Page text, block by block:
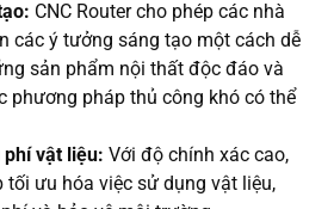
CNC Router cho phép các nhà
các ý tưởng sáng tạo một cách dễ
sản phẩm nội thất độc đáo và
phương pháp thủ công khó có thể
vật liệu: Với độ chính xác cao,
tối ưu hóa việc sử dụng vật liệu,